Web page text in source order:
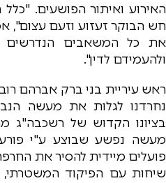
האירוע ואיתור הפושעים.
חש הבוקר זעזוע וזעם עצום",
את כל המשאבים הנדרשים
ולהעמידם לדין".
ראש עיריית בני ברק אברהם
נחרדנו לגלות את מעשה
בציונו הקדוש של רשכבה"ג
מעשה נפשע שבוצע ע"י
פועלים מיידית להסיר את
שיחות עם הפיקוד